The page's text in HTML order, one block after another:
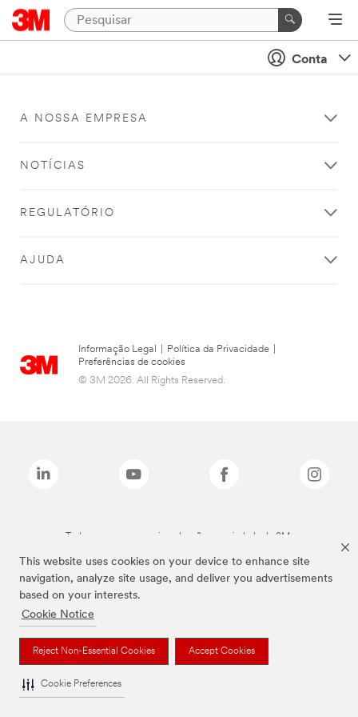
This website uses cookies on your device to enhance site
navigation, analyze site usage, and deliver you advertisements
based on your interests.
Cookie Notice
Reject Non-Essential Cookies Accept Cookies
Cookie Preferences
Conta
A NOSSA EMPRESA
NOTÍCIAS
REGULATÓRIO
AJUDA
Informação Legal Política da Privacidade
Preferências de cookies
© 3M 2026. All Rights Reserved.
Todas as marcas mencionadas são propriedade da 3M.